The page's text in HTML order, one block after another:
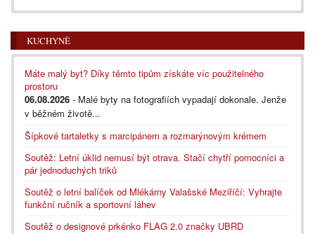
KUCHYNĚ
Máte malý byt? Díky těmto tipům získáte víc použitelného
prostoru
06.08.2026 - Malé byty na fotografiích vypadají dokonale. Jenže
v běžném životě...
Šípkové tartaletky s marcipánem a rozmarýnovým krémem
Soutěž: Letní úklid nemusí být otrava. Stačí chytří pomocníci a
pár jednoduchých triků
Soutěž o letní balíček od Mlékárny Valašské Meziříčí: Vyhrajte
funkční ručník a sportovní láhev
Soutěž o designové prkénko FLAG 2.0 značky UBRD